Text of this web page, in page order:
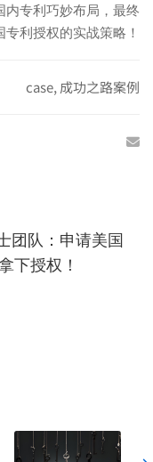
内专利巧妙布局，最终
利授权的实战策略！
case,成功之路案例
团队：申请美国
下授权！